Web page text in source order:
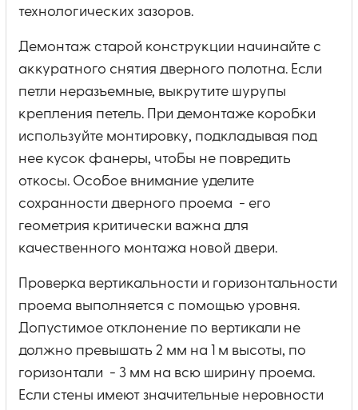
технологических зазоров.
Демонтаж старой конструкции начинайте с
аккуратного снятия дверного полотна. Если
петли неразъемные, выкрутите шурупы
крепления петель. При демонтаже коробки
используйте монтировку, подкладывая под
нее кусок фанеры, чтобы не повредить
откосы. Особое внимание уделите
сохранности дверного проема - его
геометрия критически важна для
качественного монтажа новой двери.
Проверка вертикальности и горизонтальности
проема выполняется с помощью уровня.
Допустимое отклонение по вертикали не
должно превышать 2 мм на 1 м высоты, по
горизонтали - 3 мм на всю ширину проема.
Если стены имеют значительные неровности